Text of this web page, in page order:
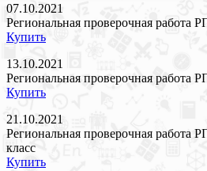
07.10.2021
Региональная проверочная работа
Купить
13.10.2021
Региональная проверочная работа
Купить
21.10.2021
Региональная проверочная работа
класс
Купить